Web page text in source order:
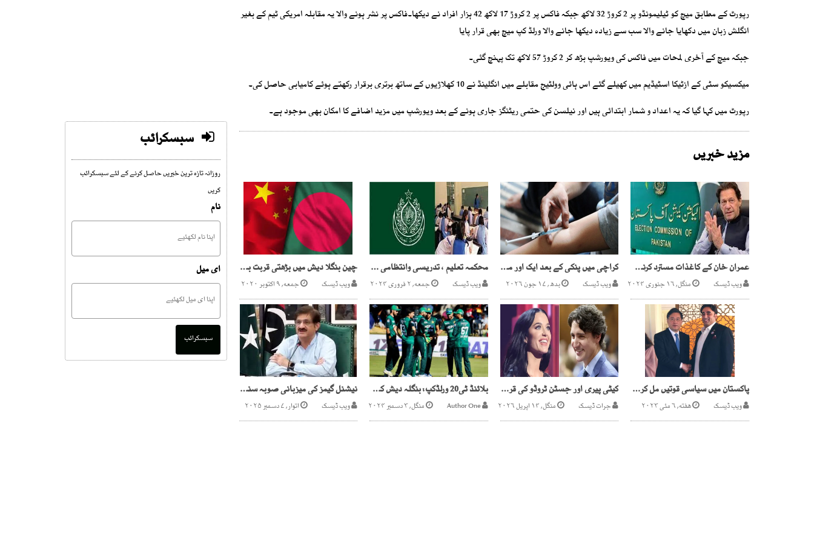
رپورٹ کے مطابق میچ کو ٹیلیمونڈو پر 2 کروڑ 32 لاکھ جبکہ فاکس پر 2 کروڑ 17 لاکھ 42 ہزار افراد نے دیکھا۔فاکس پر نشر ہونے والا یہ مقابلہ امریکی ٹیم کے بغیر
انگلش زبان میں دکھایا جانے والا سب سے زیادہ دیکھا جانے والا ورلڈ کپ میچ بھی قرار پایا
جبکہ میچ کے آخری لمحات میں فاکس کی ویورشپ بڑھ کر 2 کروڑ 57 لاکھ تک پہنچ گئی۔
میکسیکو سٹی کے ازٹیکا اسٹیڈیم میں کھیلے گئے اس ہائی وولٹیج مقابلے میں انگلینڈ نے 10 کھلاڑیوں کے ساتھ برتری برقرار رکھتے ہوئے کامیابی حاصل کی۔
رپورٹ میں کہا گیا کہ یہ اعداد و شمار ابتدائی ہیں اور نیلسن کی حتمی ریٹنگز جاری ہونے کے بعد ویورشپ میں مزید اضافے کا امکان بھی موجود ہے۔
مزید خبریں
عمران خان کے کاغذات مسترد کرنے کے خلاف اپیل ، الیکشن کمیشن کو نوٹس
ویب ڈیسک منگل, ۱۶ جنوری ۲۰۲۴
کراچی میں پنکی کے بعد ایک اور منشیات گینگ بے نقاب
ویب ڈیسک بدھ, ۱۷ جون ۲۰۲۶
محکمہ تعلیم ، تدریسی وانتظامی امور جعلسازوں کے سپرد
ویب ڈیسک جمعه, ۲ فروری ۲۰۲۴
چین بنگلا دیش میں بڑھتی قربت بھارت کو کھٹکنے لگی چینی انجینئر قتل کروا دیا
ویب ڈیسک جمعه, ۹ اکتوبر ۲۰۲۰
پاکستان میں سیاسی قوتیں مل کر سیاسی استحکام کی کوشش کریں، چینی وزیر خارجہ
ویب ڈیسک هفته, ۶ مئی ۲۰۲۳
کیٹی پیری اور جسٹن ٹروڈو کی قربتیں بڑھ گئیں
جرات ڈیسک منگل, ۱۴ اپریل ۲۰۲۶
بلائنڈ ٹی20 ورلڈکپ: بنگلہ دیش کو شکست دیکر پاکستان عالمی چیمپئن بن گیا
Author One منگل, ۳ دسمبر ۲۰۲۴
نیشنل گیمز کی میزبانی صوبہ سندھ کیلئے فخر کی بات ہے،وزیراعلیٰ
ویب ڈیسک اتوار, ۷ دسمبر ۲۰۲۵
سبسکرائب
روزانہ تازہ ترین خبریں حاصل کرنے کے لئے سبسکرائب
کریں
نام
ای میل
سبسکرائب